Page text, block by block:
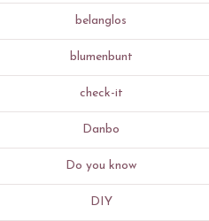
belanglos
blumenbunt
check-it
Danbo
Do you know
DIY